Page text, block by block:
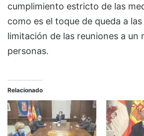
cumplimiento estricto de las
como es el toque de queda a
limitación de las reuniones a un
personas.
Relacionado